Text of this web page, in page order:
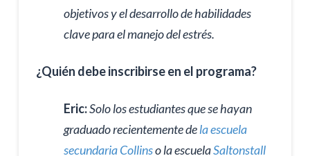
objetivos y el desarrollo de habilidades
clave para el manejo del estrés.
¿Quién debe inscribirse en el programa?
Eric:Solo los estudiantes que se hayan
graduado recientemente dela escuela
secundaria Collinso la escuelaSaltonstall